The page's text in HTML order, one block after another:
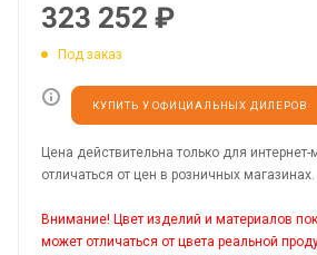
323 252 ₽
Под заказ
КУПИТЬ У ОФИЦИАЛЬНЫХ ДИЛЕРОВ
Цена действительна только для
отличаться от цен в розничных магазинах.
Внимание! Цвет изделий и материалов
может отличаться от цвета реальной